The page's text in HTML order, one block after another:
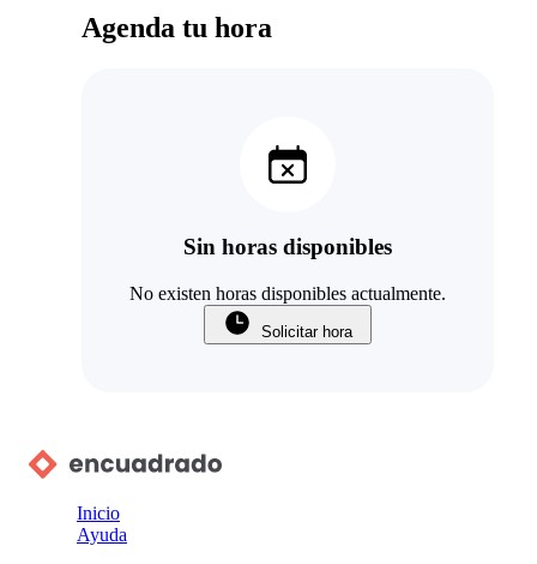
Agenda tu hora
Sin horas disponibles
No existen horas disponibles actualmente.
Solicitar hora
Inicio
Ayuda